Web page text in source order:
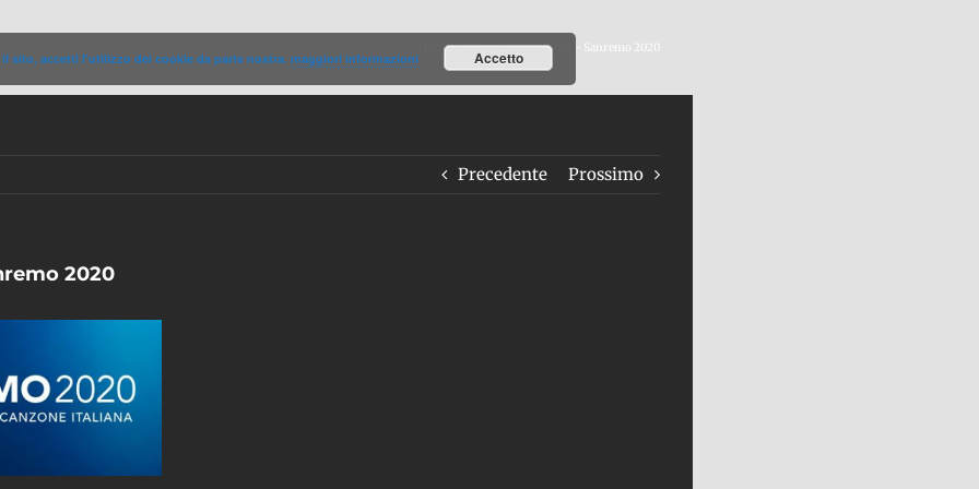
Home / News / 04/02/2020 – Sanremo 2020
Precedente Prossimo
2020
sito, accetti l'utilizzo dei cookie da parte nostra. maggiori informazioni Accetto